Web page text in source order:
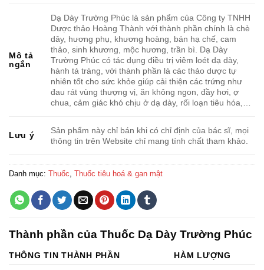
Mô tả
ngắn
Dạ Dày Trường Phúc là sản phẩm của Công ty TNHH
Dược thảo Hoàng Thành với thành phần chính là chè
dây, hương phụ, khương hoàng, bán hạ chế, cam
thảo, sinh khương, mộc hương, trần bì. Dạ Dày
Trường Phúc có tác dụng điều trị viêm loét dạ dày,
hành tá tràng, với thành phần là các thảo dược tự
nhiên tốt cho sức khỏe giúp cải thiện các trứng như
đau rát vùng thượng vị, ăn không ngon, đầy hơi, ợ
chua, cảm giác khó chịu ở dạ dày, rối loạn tiêu hóa,…
Lưu ý
Sản phẩm này chỉ bán khi có chỉ định của bác sĩ, mọi
thông tin trên Website chỉ mang tính chất tham khảo.
Danh mục: Thuốc Thuốc tiêu hoá & gan mật
Thành phần của Thuốc Dạ Dày Trường Phúc
THÔNG TIN THÀNH PHẦN HÀM LƯỢNG